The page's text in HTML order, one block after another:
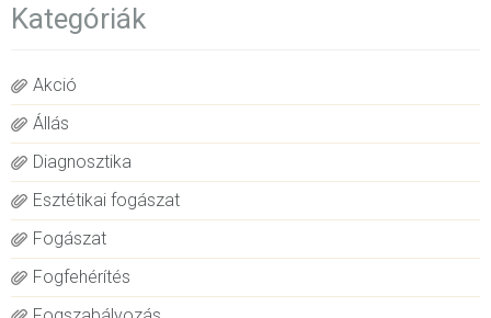
Kategóriák
Akció
Állás
Diagnosztika
Esztétikai fogászat
Fogászat
Fogfehérítés